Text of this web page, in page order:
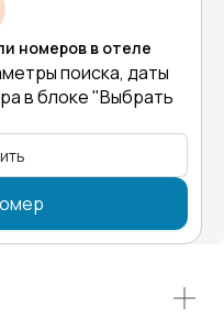
номеров в отеле
поиска, даты
в блоке "Выбрать